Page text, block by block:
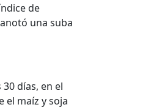
de
una suba
días, en el
el maíz y soja